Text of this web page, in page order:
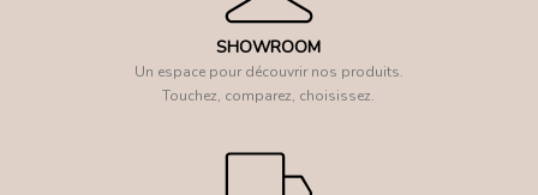
SHOWROOM
Un espace pour découvrir nos produits.
Touchez, comparez, choisissez.